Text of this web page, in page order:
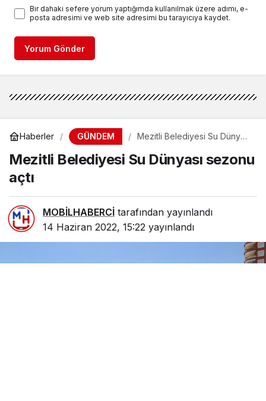
Bir dahaki sefere yorum yaptığımda kullanılmak üzere adımı, e-
posta adresimi ve web site adresimi bu tarayıcıya kaydet.
Yorum Gönder
Haberler GÜNDEM
Mezitli Belediyesi Su Dünyası
Mezitli Belediyesi Su Dünyası sezonu
açtı
MOBİLHABERCİ tarafından yayınlandı
14 Haziran 2022, 15:22 yayınlandı